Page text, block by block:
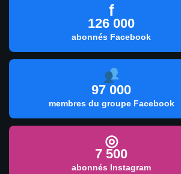
f
126 000
abonnés Facebook
97 000
membres du groupe Facebook
◎
7 500
abonnés Instagram